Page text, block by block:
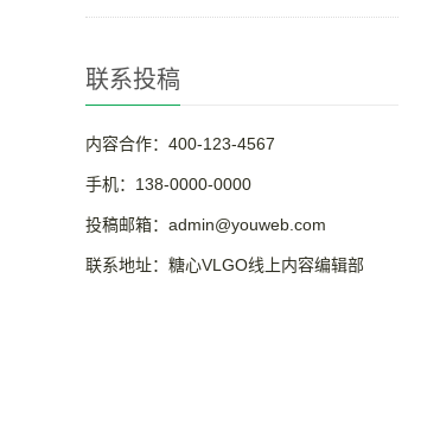
联系投稿
内容合作：400-123-4567
手机：138-0000-0000
投稿邮箱：admin@youweb.com
联系地址：糖心VLGO线上内容编辑部